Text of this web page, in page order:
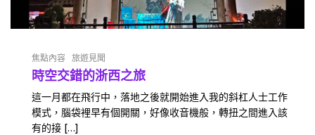
焦點內容 旅遊見聞
時空交錯的浙西之旅
這一月都在飛行中，落地之後就開始進入我的斜杠人士工作
模式，腦袋裡早有個開關，好像收音機般，轉扭之間進入該
有的接 […]